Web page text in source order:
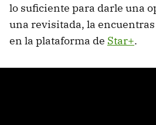
lo suficiente para darle una
una revisitada, la
en la plataforma de Star+.